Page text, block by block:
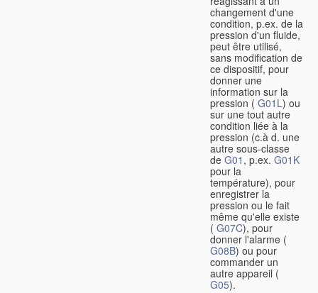
changement d'une
condition, p.ex. de la
pression d'un fluide,
peut être utilisé,
sans modification de
ce dispositif, pour
donner une
information sur la
pression ( G01L) ou
sur une tout autre
condition liée à la
pression (c.à d. une
autre sous-classe
de G01 , p.ex. G01K
pour la
température), pour
enregistrer la
pression ou le fait
même qu'elle existe
( G07C), pour
donner l'alarme (
G08B) ou pour
commander un
autre appareil (
G05).